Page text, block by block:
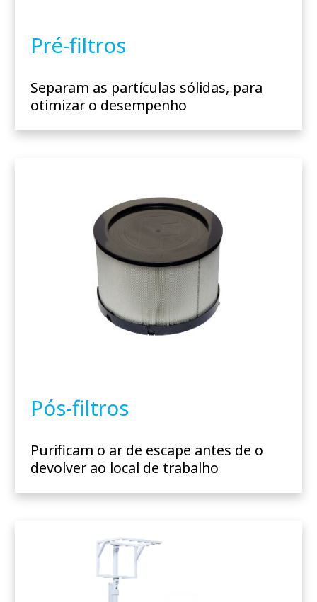
Pré-filtros
Separam as partículas sólidas, para
otimizar o desempenho
Pós-filtros
Purificam o ar de escape antes de o
devolver ao local de trabalho